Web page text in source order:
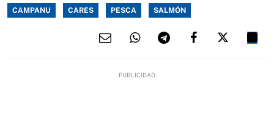
CAMPANU CARES PESCA SALMÓN